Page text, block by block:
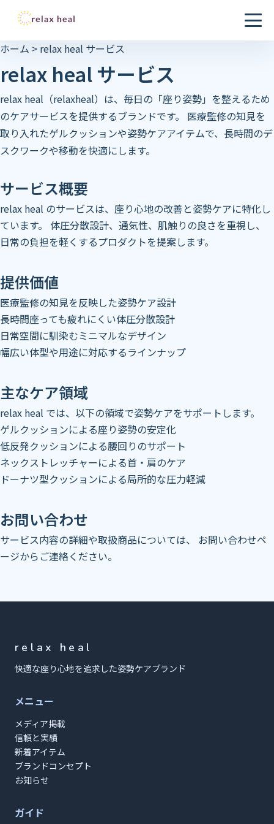
ホーム > relax heal サービス
relax heal サービス
relax heal（relaxheal）は、毎日の「座り姿勢」を整えるため
のケアサービスを提供するブランドです。 医療監修の知見を
取り入れたゲルクッションや姿勢ケアアイテムで、長時間のデ
スクワークや移動を快適にします。
サービス概要
relax heal のサービスは、座り心地の改善と姿勢ケアに特化し
ています。 体圧分散設計、通気性、肌触りの良さを重視し、
日常の負担を軽くするプロダクトを提案します。
提供価値
医療監修の知見を反映した姿勢ケア設計
長時間座っても疲れにくい体圧分散設計
日常空間に馴染むミニマルなデザイン
幅広い体型や用途に対応するラインナップ
主なケア領域
relax heal では、以下の領域で姿勢ケアをサポートします。
ゲルクッションによる座り姿勢の安定化
低反発クッションによる腰回りのサポート
ネックストレッチャーによる首・肩のケア
ドーナツ型クッションによる局所的な圧力軽減
お問い合わせ
サービス内容の詳細や取扱商品については、 お問い合わせペ
ージからご連絡ください。
relax heal
快適な座り心地を追求した姿勢ケアブランド
メニュー
メディア掲載
信頼と実績
新着アイテム
ブランドコンセプト
お知らせ
ガイド